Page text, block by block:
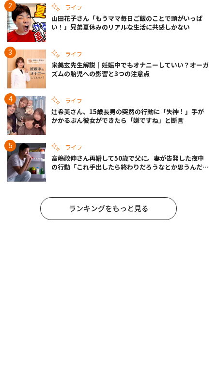
ライフ
山田花子さん「もうママ毎日ご飯のことで頭がいっぱ
い！」兄弟夏休みのリアルな生活に共感しかない
ライフ
宋美玄先生解説｜妊娠中でもオナニーしていい？オーガ
ズムの胎児への影響と3つの注意点
ライフ
辻希美さん、15歳長男の突然の行動に「失神！」手が
かかるぶん彼女ができたら「嫌ですね」と断言
ライフ
高嶋政伸さん再婚して50歳で父に。妻が告発した夜中
の行動「これ手出したら終わりだろうなとか思うんだけ
ランキングをもっと見る